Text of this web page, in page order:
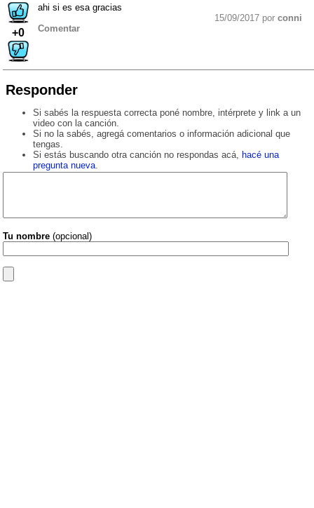
+0
ahi si es esa gracias
15/09/2017 por conni
Comentar
Responder
Si sabés la respuesta correcta poné nombre, intérprete y link a un
video con la canción.
Si no la sabés, agregá comentarios o información adicional que
tengas.
Si estás buscando otra canción no respondas acá,
hacé una
pregunta nueva.
Tu nombre (opcional)